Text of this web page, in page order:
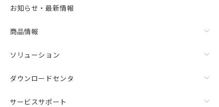
お知らせ・最新情報
商品情報
ソリューション
ダウンロードセンタ
サービスサポート